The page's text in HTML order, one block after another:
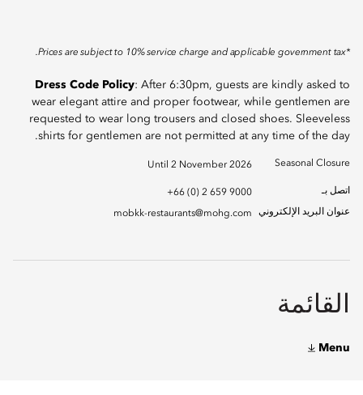
*Prices are subject to 10% service charge and applicable government tax.
Dress Code Policy: After 6:30pm, guests are kindly asked to
wear elegant attire and proper footwear, while gentlemen are
requested to wear long trousers and closed shoes. Sleeveless
shirts for gentlemen are not permitted at any time of the day.
Seasonal Closure
Until 2 November 2026
اتصل بـ
+66 (0) 2 659 9000
عنوان البريد الإلكتروني
mobkk-restaurants@mohg.com
القائمة
Menu